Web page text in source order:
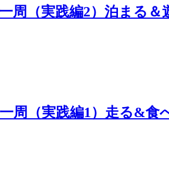
周（実践編2）泊まる＆
周（実践編1）走る&食